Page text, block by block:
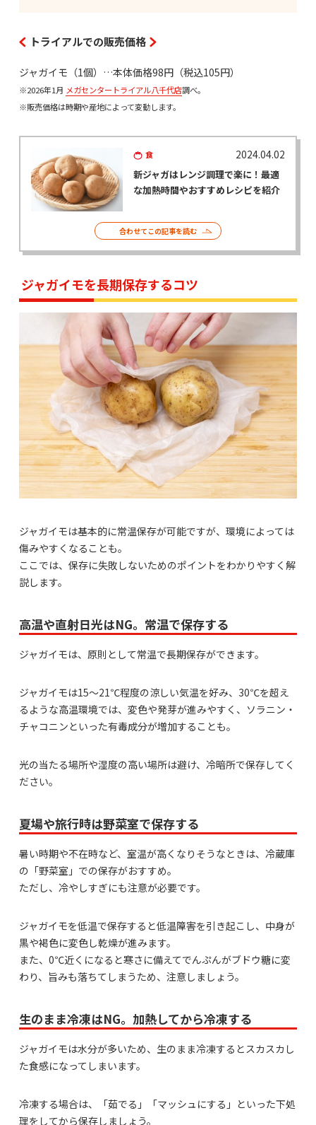
トライアルでの販売価格
ジャガイモ（1個）…本体価格98円（税込105円）
※2026年1月 メガセンタートライアル八千代店調べ。
※販売価格は時期や産地によって変動します。
食 2024.04.02
新ジャガはレンジ調理で楽に！最適
な加熱時間やおすすめレシピを紹介
合わせてこの記事を読む
ジャガイモを長期保存するコツ
ジャガイモは基本的に常温保存が可能ですが、環境によっては
傷みやすくなることも。
ここでは、保存に失敗しないためのポイントをわかりやすく解
説します。
高温や直射日光はNG。常温で保存する
ジャガイモは、原則として常温で長期保存ができます。
ジャガイモは15～21℃程度の涼しい気温を好み、30℃を超え
るような高温環境では、変色や発芽が進みやすく、ソラニン・
チャコニンといった有毒成分が増加することも。
光の当たる場所や湿度の高い場所は避け、冷暗所で保存してく
ださい。
夏場や旅行時は野菜室で保存する
暑い時期や不在時など、室温が高くなりそうなときは、冷蔵庫
の「野菜室」での保存がおすすめ。
ただし、冷やしすぎにも注意が必要です。
ジャガイモを低温で保存すると低温障害を引き起こし、中身が
黒や褐色に変色し乾燥が進みます。
また、0℃近くになると寒さに備えてでんぷんがブドウ糖に変
わり、旨みも落ちてしまうため、注意しましょう。
生のまま冷凍はNG。加熱してから冷凍する
ジャガイモは水分が多いため、生のまま冷凍するとスカスカし
た食感になってしまいます。
冷凍する場合は、「茹でる」「マッシュにする」といった下処
理をしてから保存しましょう。